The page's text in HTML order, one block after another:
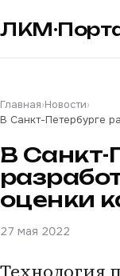
Главная›Новости›
В Санкт-Петербурге
В Санкт-
оценки
27 мая 2022
Технология